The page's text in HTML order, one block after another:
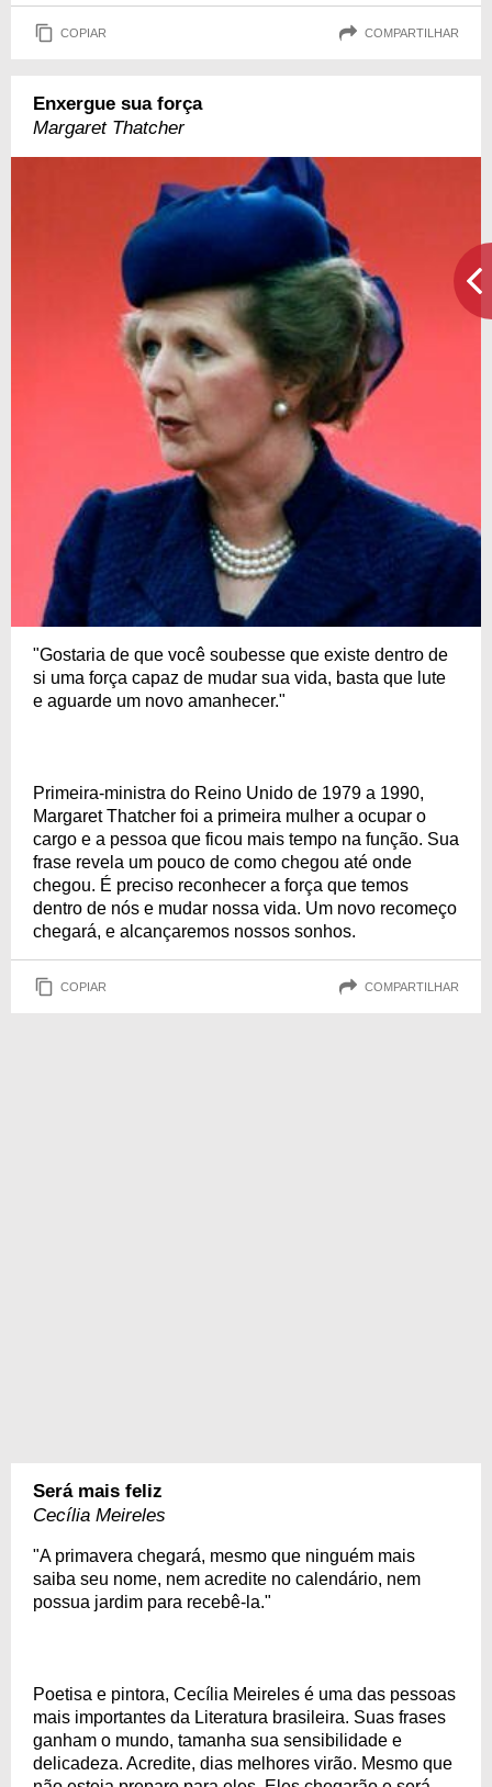
COPIAR COMPARTILHAR
Enxergue sua força
Margaret Thatcher
"Gostaria de que você soubesse que existe dentro de
si uma força capaz de mudar sua vida, basta que lute
e aguarde um novo amanhecer."
Primeira-ministra do Reino Unido de 1979 a 1990,
Margaret Thatcher foi a primeira mulher a ocupar o
cargo e a pessoa que ficou mais tempo na função. Sua
frase revela um pouco de como chegou até onde
chegou. É preciso reconhecer a força que temos
dentro de nós e mudar nossa vida. Um novo recomeço
chegará, e alcançaremos nossos sonhos.
COPIAR COMPARTILHAR
Será mais feliz
Cecília Meireles
"A primavera chegará, mesmo que ninguém mais
saiba seu nome, nem acredite no calendário, nem
possua jardim para recebê-la."
Poetisa e pintora, Cecília Meireles é uma das pessoas
mais importantes da Literatura brasileira. Suas frases
ganham o mundo, tamanha sua sensibilidade e
delicadeza. Acredite, dias melhores virão. Mesmo que